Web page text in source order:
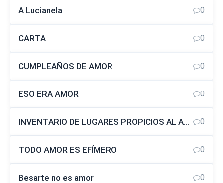
A Lucianela 0
CARTA 0
CUMPLEAÑOS DE AMOR 0
ESO ERA AMOR 0
INVENTARIO DE LUGARES PROPICIOS AL AMOR 0
TODO AMOR ES EFÍMERO 0
Besarte no es amor 0